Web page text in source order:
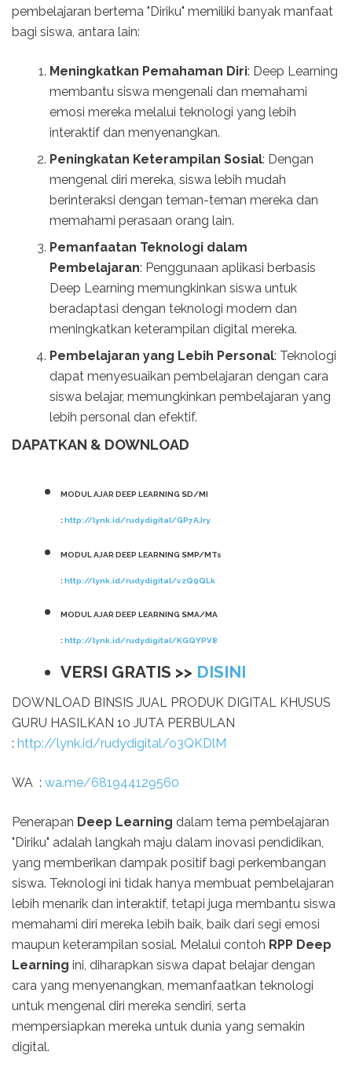
pembelajaran bertema "Diriku" memiliki banyak manfaat
bagi siswa, antara lain:
Meningkatkan Pemahaman Diri: Deep Learning
membantu siswa mengenali dan memahami
emosi mereka melalui teknologi yang lebih
interaktif dan menyenangkan.
Peningkatan Keterampilan Sosial: Dengan
mengenal diri mereka, siswa lebih mudah
berinteraksi dengan teman-teman mereka dan
memahami perasaan orang lain.
Pemanfaatan Teknologi dalam
Pembelajaran: Penggunaan aplikasi berbasis
Deep Learning memungkinkan siswa untuk
beradaptasi dengan teknologi modern dan
meningkatkan keterampilan digital mereka.
Pembelajaran yang Lebih Personal: Teknologi
dapat menyesuaikan pembelajaran dengan cara
siswa belajar, memungkinkan pembelajaran yang
lebih personal dan efektif.
DAPATKAN & DOWNLOAD
MODUL AJAR DEEP LEARNING SD/MI
: http://lynk.id/rudydigital/GP7AJry
MODUL AJAR DEEP LEARNING SMP/MTs
:http://lynk.id/rudydigital/vzQ9QLk
MODUL AJAR DEEP LEARNING SMA/MA
:http://lynk.id/rudydigital/KGQYPV8
VERSI GRATIS >> DISINI
DOWNLOAD BINSIS JUAL PRODUK DIGITAL KHUSUS
GURU HASILKAN 10 JUTA PERBULAN
: http://lynk.id/rudydigital/o3QKDlM
WA : wa.me/681944129560
Penerapan Deep Learning dalam tema pembelajaran
"Diriku" adalah langkah maju dalam inovasi pendidikan,
yang memberikan dampak positif bagi perkembangan
siswa. Teknologi ini tidak hanya membuat pembelajaran
lebih menarik dan interaktif, tetapi juga membantu siswa
memahami diri mereka lebih baik, baik dari segi emosi
maupun keterampilan sosial. Melalui contoh RPP Deep
Learning ini, diharapkan siswa dapat belajar dengan
cara yang menyenangkan, memanfaatkan teknologi
untuk mengenal diri mereka sendiri, serta
mempersiapkan mereka untuk dunia yang semakin
digital.